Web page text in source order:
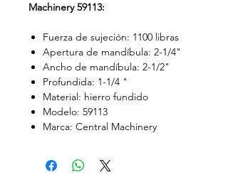
Machinery 59113:
Fuerza de sujeción: 1100 libras
Apertura de mandíbula: 2-1/4"
Ancho de mandíbula: 2-1/2"
Profundida: 1-1/4 "
Material: hierro fundido
Modelo: 59113
Marca: Central Machinery